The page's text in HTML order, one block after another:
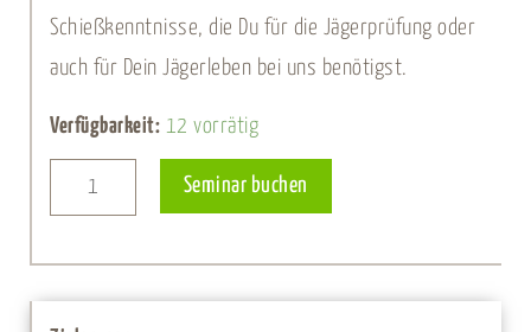
Schießkenntnisse, die Du für die Jägerprüfung oder
auch für Dein Jägerleben bei uns benötigst.
Verfügbarkeit: 12 vorrätig
Schießseminar
für
August
Seminar buchen